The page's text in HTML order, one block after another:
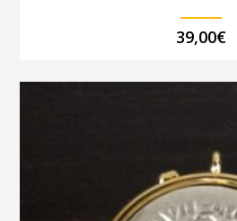
39,00€